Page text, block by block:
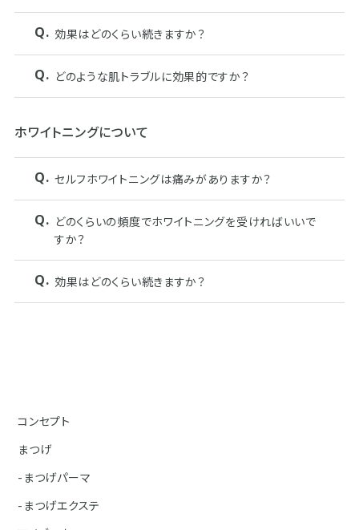
効果はどのくらい続きますか？
どのような肌トラブルに効果的ですか？
ホワイトニングについて
セルフホワイトニングは痛みがありますか？
どのくらいの頻度でホワイトニングを受ければいいで
すか？
効果はどのくらい続きますか？
コンセプト
まつげ
-まつげパーマ
-まつげエクステ